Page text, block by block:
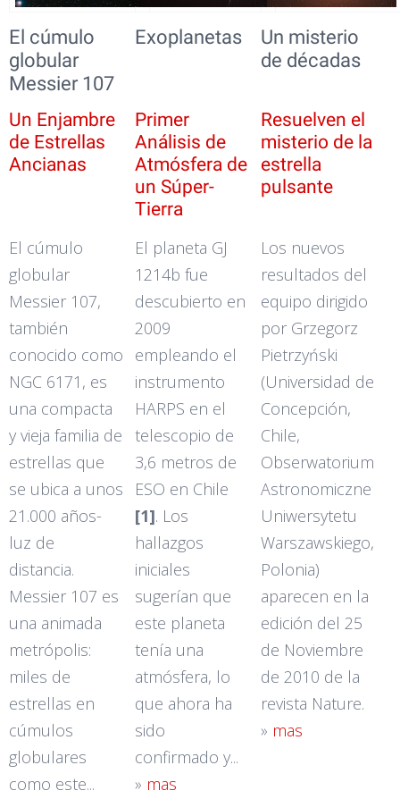
El cúmulo
globular
Messier 107
Exoplanetas
Un misterio
de décadas
Un Enjambre
de Estrellas
Ancianas
Primer
Análisis de
Atmósfera de
un Súper-
Tierra
Resuelven el
misterio de la
estrella
pulsante
El cúmulo
globular
Messier 107,
también
conocido como
NGC 6171, es
una compacta
y vieja familia de
estrellas que
se ubica a unos
21.000 años-
luz de
distancia.
Messier 107 es
una animada
metrópolis:
miles de
estrellas en
cúmulos
globulares
como este...
El planeta GJ
1214b fue
descubierto en
2009
empleando el
instrumento
HARPS en el
telescopio de
3,6 metros de
ESO en Chile
[1]. Los
hallazgos
iniciales
sugerían que
este planeta
tenía una
atmósfera, lo
que ahora ha
sido
confirmado y...
» mas
Los nuevos
resultados del
equipo dirigido
por Grzegorz
Pietrzyński
(Universidad de
Concepción,
Chile,
Obserwatorium
Astronomiczne
Uniwersytetu
Warszawskiego,
Polonia)
aparecen en la
edición del 25
de Noviembre
de 2010 de la
revista Nature.
» mas